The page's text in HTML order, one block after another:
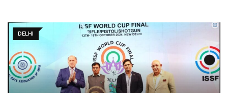
DELHI